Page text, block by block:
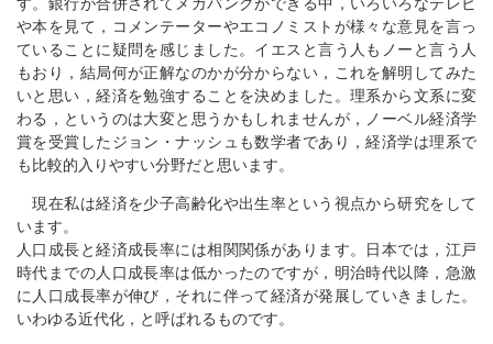
や本を見て，コメンテーターやエコノミストが様々な意見を言っ
ていることに疑問を感じました。イエスと言う人もノーと言う人
もおり，結局何が正解なのかが分からない，これを解明してみた
いと思い，経済を勉強することを決めました。理系から文系に変
わる，というのは大変と思うかもしれませんが，ノーベル経済学
賞を受賞したジョン・ナッシュも数学者であり，経済学は理系で
も比較的入りやすい分野だと思います。
現在私は経済を少子高齢化や出生率という視点から研究をして
います。
人口成長と経済成長率には相関関係があります。日本では，江戸
時代までの人口成長率は低かったのですが，明治時代以降，急激
に人口成長率が伸び，それに伴って経済が発展していきました。
いわゆる近代化，と呼ばれるものです。